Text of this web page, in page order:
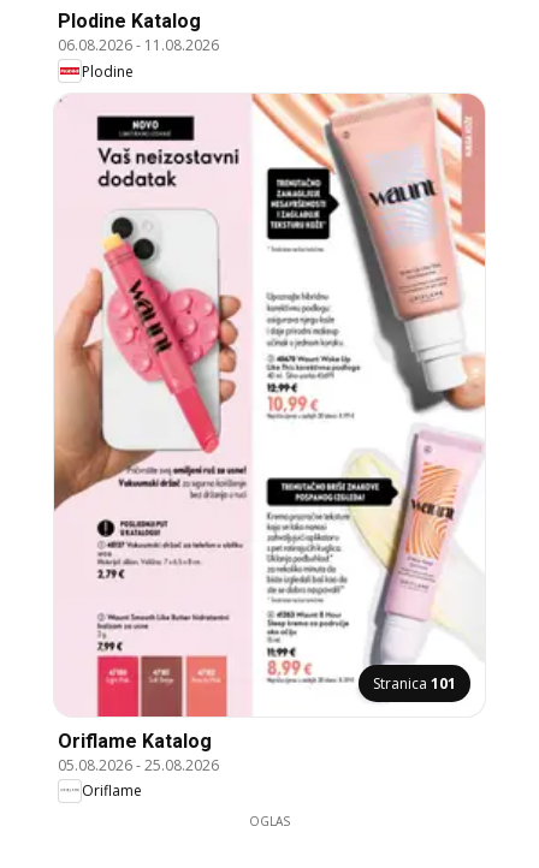
Plodine Katalog
06.08.2026- 11.08.2026
Plodine
Stranica 101
Oriflame Katalog
05.08.2026-25.08.2026
Oriflame
OGLAS